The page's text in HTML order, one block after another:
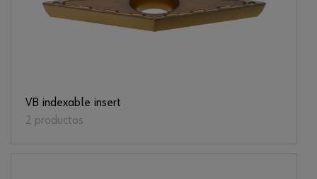
VB indexable insert
2 productos